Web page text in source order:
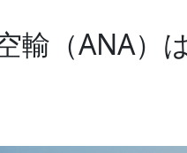
輸（ANA）